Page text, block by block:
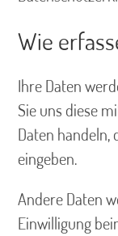
Wie
Ihre Daten
Sie uns diese
Daten handeln,
eingeben.
Andere Daten
Einwilligung